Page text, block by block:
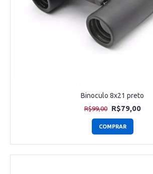
Binoculo 8x21 preto
R$99,00 R$79,00
COMPRAR